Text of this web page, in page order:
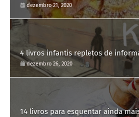
dezembro 21, 2020
4 livros infantis repletos de
dezembro 26, 2020
14 livros para esquentar ainda